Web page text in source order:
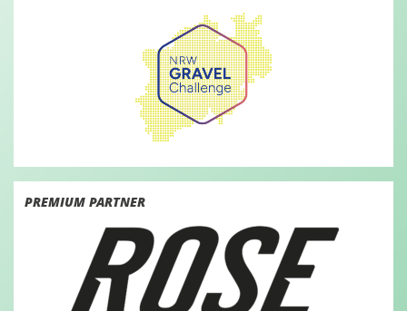
PREMIUM PARTNER